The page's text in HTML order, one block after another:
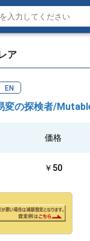
ア
EN
変の探検者/
価格
￥50